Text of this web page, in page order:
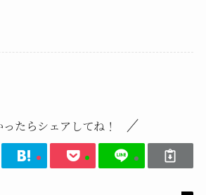
ったらシェアしてね！